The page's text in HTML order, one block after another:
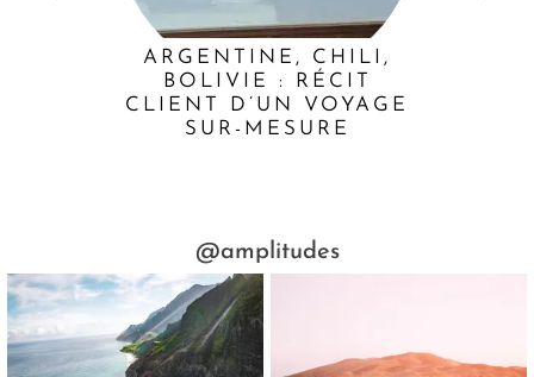
ARGENTINE, CHILI,
BOLIVIE : RÉCIT
CLIENT D’UN VOYAGE
SUR-MESURE
@amplitudes